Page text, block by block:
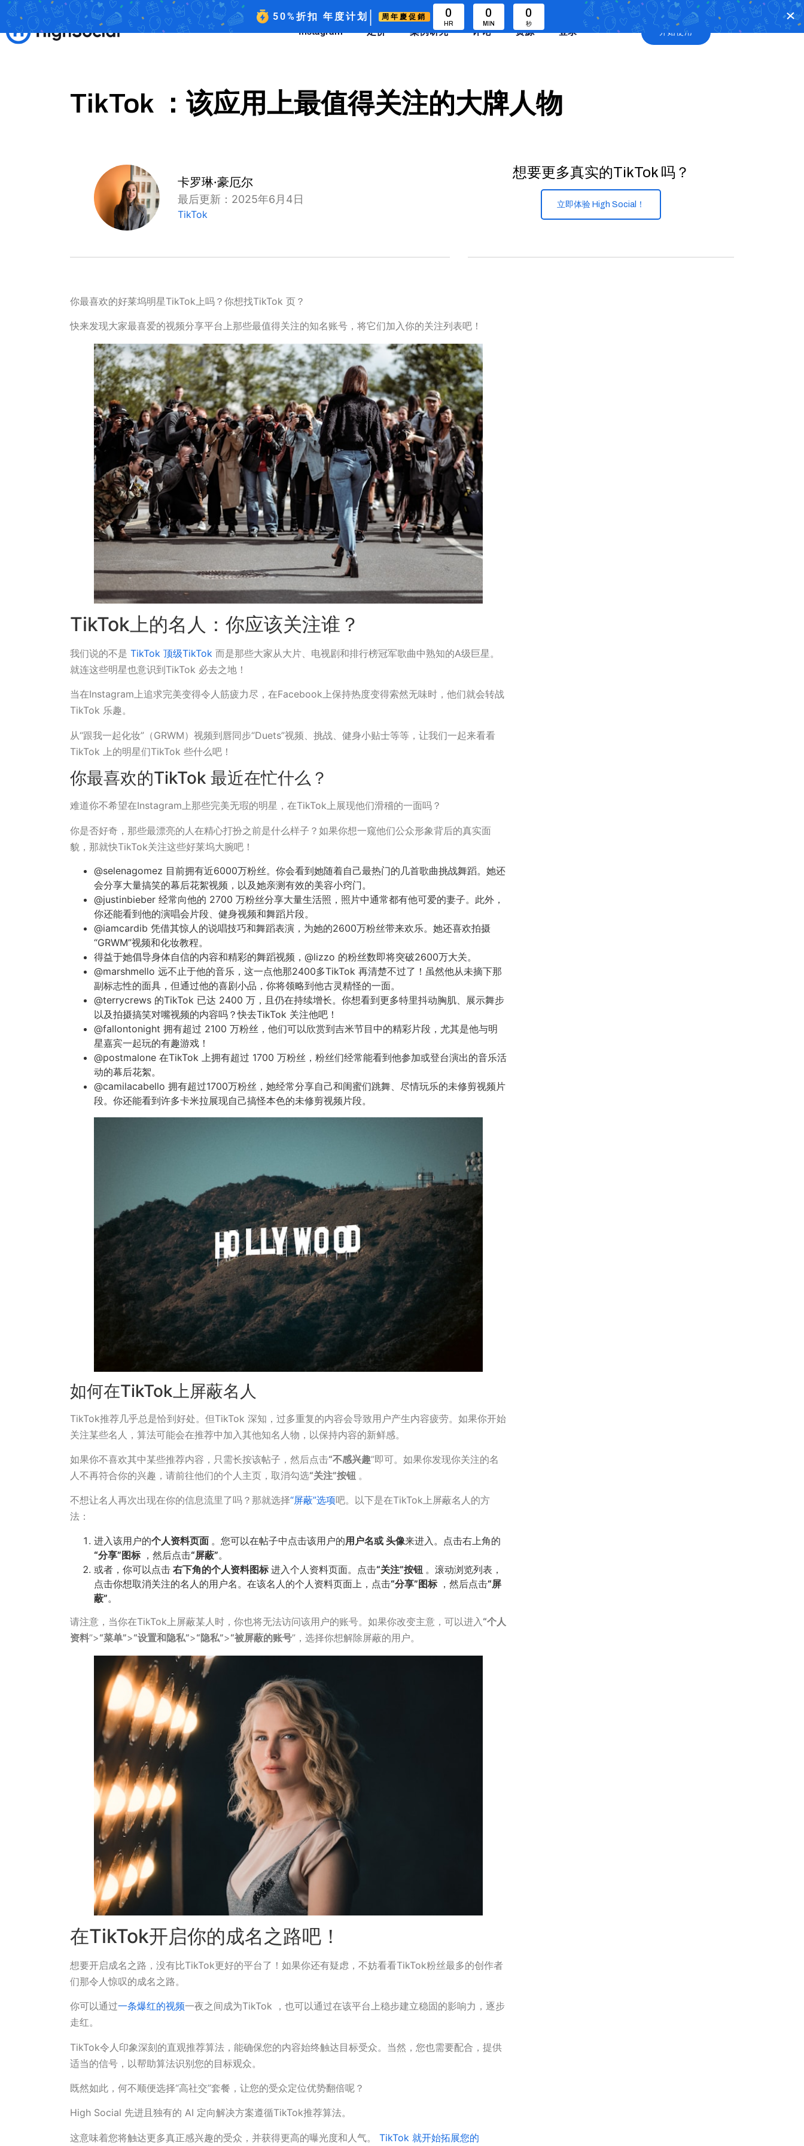
50%折扣年度计划 | 周年慶促銷 0
HR
0
MIN
0
秒
Instagram 定价 案例研究 评论 资源 登录 开始使用
TikTok ：该应用上最值得关注的大牌人物
卡罗琳·豪厄尔
最后更新：2025年6月4日
TikTok
想要更多真实的TikTok 吗？
立即体验 High Social！
你最喜欢的好莱坞明星TikTok上吗？你想找TikTok 页？
快来发现大家最喜爱的视频分享平台上那些最值得关注的知名账号，将它们加入你的关注列表吧！
TikTok上的名人：你应该关注谁？
我们说的不是 TikTok 顶级TikTok 而是那些大家从大片、电视剧和排行榜冠军歌曲中熟知的A级巨星。
就连这些明星也意识到TikTok 必去之地！
当在Instagram上追求完美变得令人筋疲力尽，在Facebook上保持热度变得索然无味时，他们就会转战
TikTok 乐趣。
从“跟我一起化妆”（GRWM）视频到唇同步“Duets”视频、挑战、健身小贴士等等，让我们一起来看看
TikTok 上的明星们TikTok 些什么吧！
你最喜欢的TikTok 最近在忙什么？
难道你不希望在Instagram上那些完美无瑕的明星，在TikTok上展现他们滑稽的一面吗？
你是否好奇，那些最漂亮的人在精心打扮之前是什么样子？如果你想一窥他们公众形象背后的真实面
貌，那就快TikTok关注这些好莱坞大腕吧！
@selenagomez 目前拥有近6000万粉丝。你会看到她随着自己最热门的几首歌曲挑战舞蹈。她还
会分享大量搞笑的幕后花絮视频，以及她亲测有效的美容小窍门。
@justinbieber 经常向他的 2700 万粉丝分享大量生活照，照片中通常都有他可爱的妻子。此外，
你还能看到他的演唱会片段、健身视频和舞蹈片段。
@iamcardib 凭借其惊人的说唱技巧和舞蹈表演，为她的2600万粉丝带来欢乐。她还喜欢拍摄
“GRWM”视频和化妆教程。
得益于她倡导身体自信的内容和精彩的舞蹈视频，@lizzo 的粉丝数即将突破2600万大关。
@marshmello 远不止于他的音乐，这一点他那2400多TikTok 再清楚不过了！虽然他从未摘下那
副标志性的面具，但通过他的喜剧小品，你将领略到他古灵精怪的一面。
@terrycrews 的TikTok 已达 2400 万，且仍在持续增长。你想看到更多特里抖动胸肌、展示舞步
以及拍摄搞笑对嘴视频的内容吗？快去TikTok 关注他吧！
@fallontonight 拥有超过 2100 万粉丝，他们可以欣赏到吉米节目中的精彩片段，尤其是他与明
星嘉宾一起玩的有趣游戏！
@postmalone 在TikTok 上拥有超过 1700 万粉丝，粉丝们经常能看到他参加或登台演出的音乐活
动的幕后花絮。
@camilacabello 拥有超过1700万粉丝，她经常分享自己和闺蜜们跳舞、尽情玩乐的未修剪视频片
段。你还能看到许多卡米拉展现自己搞怪本色的未修剪视频片段。
如何在TikTok上屏蔽名人
TikTok推荐几乎总是恰到好处。但TikTok 深知，过多重复的内容会导致用户产生内容疲劳。如果你开始
关注某些名人，算法可能会在推荐中加入其他知名人物，以保持内容的新鲜感。
如果你不喜欢其中某些推荐内容，只需长按该帖子，然后点击“不感兴趣”即可。如果你发现你关注的名
人不再符合你的兴趣，请前往他们的个人主页，取消勾选“关注”按钮 。
不想让名人再次出现在你的信息流里了吗？那就选择“屏蔽”选项吧。以下是在TikTok上屏蔽名人的方
法：
进入该用户的个人资料页面 。您可以在帖子中点击该用户的用户名或 头像来进入。点击右上角的
“分享”图标 ，然后点击“屏蔽”。
或者，你可以点击 右下角的个人资料图标进入个人资料页面。点击“关注”按钮 。滚动浏览列表，
点击你想取消关注的名人的用户名。在该名人的个人资料页面上，点击“分享”图标 ，然后点击“屏
蔽”。
请注意，当你在TikTok上屏蔽某人时，你也将无法访问该用户的账号。如果你改变主意，可以进入 “个人
资料”>“菜单”>“设置和隐私”>“隐私”>“被屏蔽的账号”，选择你想解除屏蔽的用户。
在TikTok开启你的成名之路吧！
想要开启成名之路，没有比TikTok更好的平台了！如果你还有疑虑，不妨看看TikTok粉丝最多的创作者
们那令人惊叹的成名之路。
你可以通过一条爆红的视频一夜之间成为TikTok ，也可以通过在该平台上稳步建立稳固的影响力，逐步
走红。
TikTok令人印象深刻的直观推荐算法，能确保您的内容始终触达目标受众。当然，您也需要配合，提供
适当的信号，以帮助算法识别您的目标观众。
既然如此，何不顺便选择“高社交”套餐，让您的受众定位优势翻倍呢？
High Social 先进且独有的 AI 定向解决方案遵循TikTok推荐算法。
这意味着您将触达更多真正感兴趣的受众，并获得更高的曝光度和人气。 TikTok 就开始拓展您的